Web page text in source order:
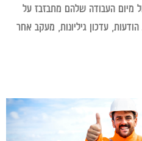
מיום העבודה שלהם מתבזבז על
עדכון גיליונות, מעקב אחר